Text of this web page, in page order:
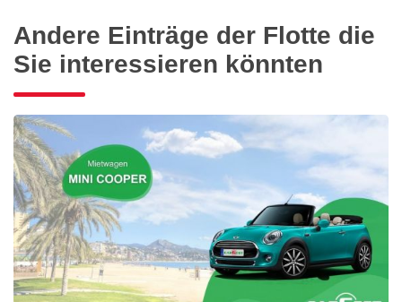
Andere Einträge der Flotte die
Sie interessieren könnten